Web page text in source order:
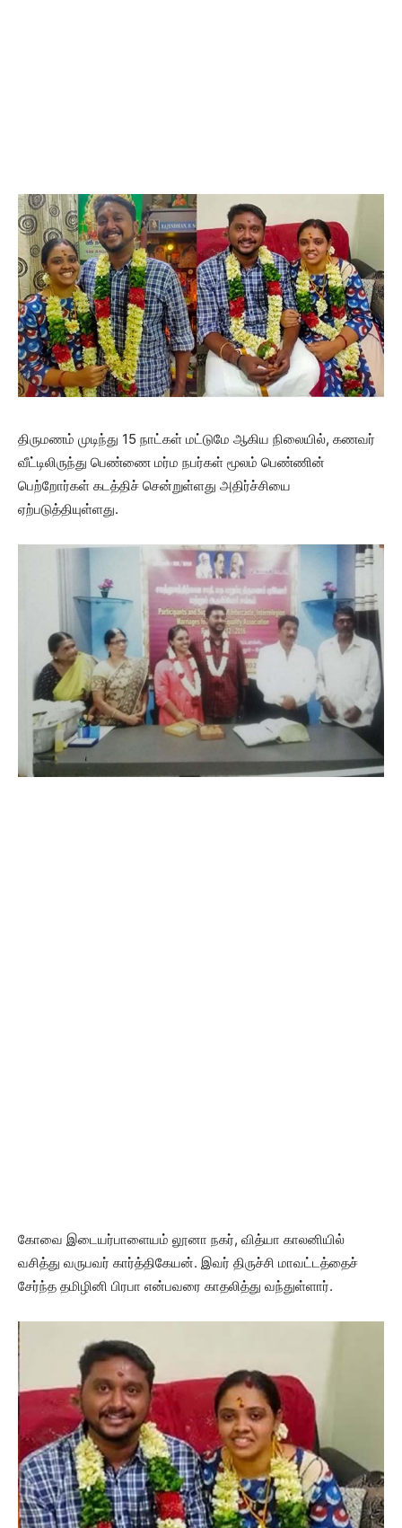
திருமணம் முடிந்து 15 நாட்கள் மட்டுமே ஆகிய நிலையில், கணவர்
வீட்டிலிருந்து பெண்ணை மர்ம நபர்கள் மூலம் பெண்ணின்
பெற்றோர்கள் கடத்திச் சென்றுள்ளது அதிர்ச்சியை
ஏற்படுத்தியுள்ளது.
கோவை இடையர்பாளையம் லூனா நகர், வித்யா காலனியில்
வசித்து வருபவர் கார்த்திகேயன். இவர் திருச்சி மாவட்டத்தைச்
சேர்ந்த தமிழினி பிரபா என்பவரை காதலித்து வந்துள்ளார்.